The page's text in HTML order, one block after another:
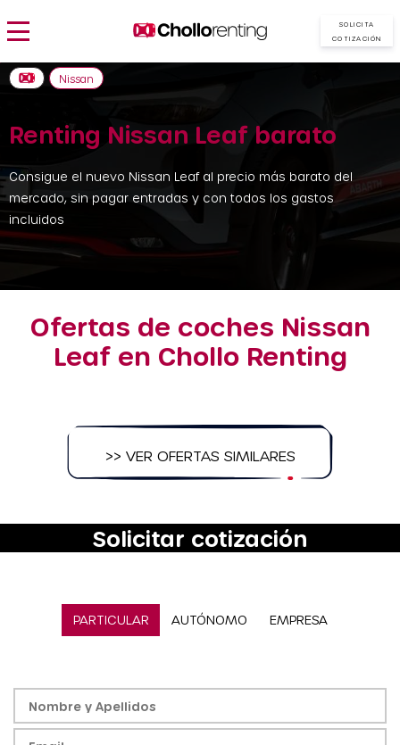
SOLICITA
COTIZACIÓN
Renting Nissan Leaf barato
Consigue el nuevo Nissan Leaf al precio más barato del
mercado, sin pagar entradas y con todos los gastos
incluidos
Nissan
Ofertas de coches Nissan
Leaf en Chollo Renting
>> VER OFERTAS SIMILARES
Solicitar cotización
PARTICULAR AUTÓNOMO EMPRESA